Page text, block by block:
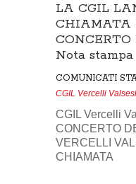
LA CGIL
CHIAMATA
CONCERTO
Nota stampa
COMUNICATI
CGIL Vercelli
CGIL Vercelli
CONCERTO
VERCELLI
CHIAMATA